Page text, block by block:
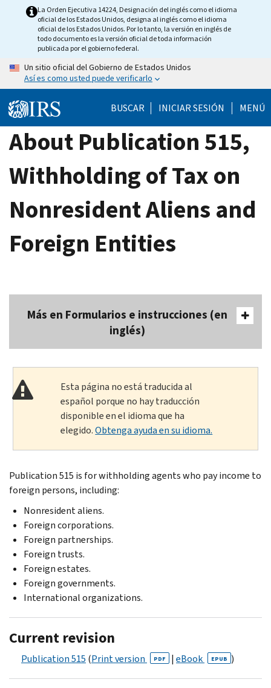
La Orden Ejecutiva 14224, Designación del inglés como el idioma
oficial de los Estados Unidos, designa al inglés como el idioma
oficial de los Estados Unidos. Por lo tanto, la versión en inglés de
todo documento es la versión oficial de toda información
publicada por el gobierno federal.
Un sitio oficial del Gobierno de Estados Unidos
Así es como usted puede verificarlo
BUSCAR INICIAR SESIÓN MENÚ
About Publication 515,
Withholding of Tax on
Nonresident Aliens and
Foreign Entities
Más en Formularios e instrucciones (en
inglés)
Esta página no está traducida al
español porque no hay traducción
disponible en el idioma que ha
elegido.Obtenga ayuda en su idioma.
Publication 515 is for withholding agents who pay income to
foreign persons, including:
Nonresident aliens.
Foreign corporations.
Foreign partnerships.
Foreign trusts.
Foreign estates.
Foreign governments.
International organizations.
Current revision
Publication 515 (Print version PDF | eBook EPUB )